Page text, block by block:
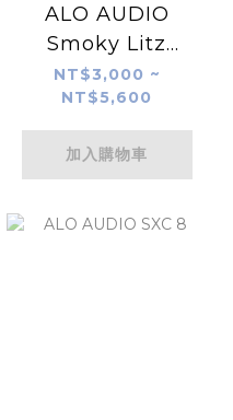
ALO AUDIO
Smoky Litz
MMCX 升級線
NT$3,000 ~
NT$5,600
加入購物車